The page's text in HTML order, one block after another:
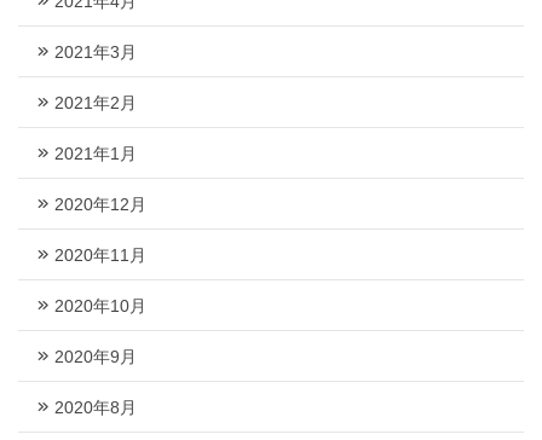
2021年3月
2021年2月
2021年1月
2020年12月
2020年11月
2020年10月
2020年9月
2020年8月